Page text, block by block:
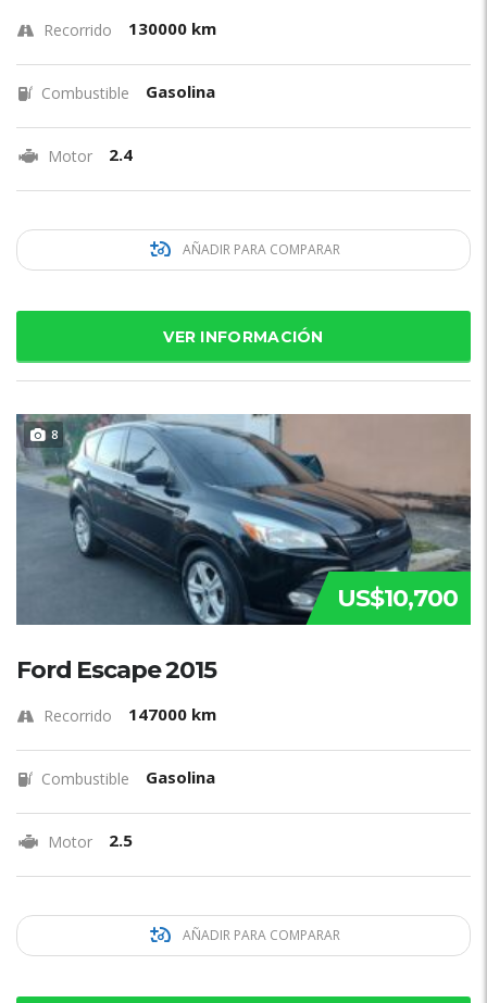
Recorrido 130000 km
Combustible Gasolina
Motor 2.4
AÑADIR PARA COMPARAR
VER INFORMACIÓN
8
US$10,700
Ford Escape 2015
Recorrido 147000 km
Combustible Gasolina
Motor 2.5
AÑADIR PARA COMPARAR